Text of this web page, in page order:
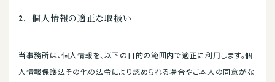
2．個人情報の適正な取扱い
当事務所は、個人情報を、以下の目的の範囲内で適正に利用します。個
人情報保護法その他の法令により認められる場合やご本人の同意がな